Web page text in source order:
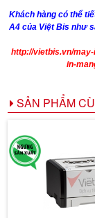
Khách hàng có thể
A4 của Việt Bis như
http://vietbis.vn/
in-
SẢN PHẨM